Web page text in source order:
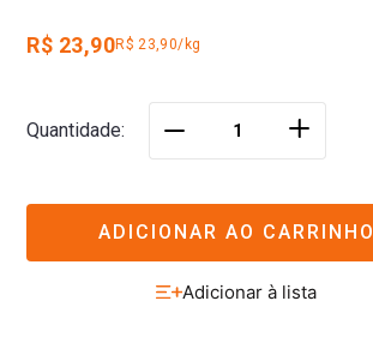
R$ 23,90R$ 23,90/kg
Quantidade ＋
ADICIONAR AO CARRINHO